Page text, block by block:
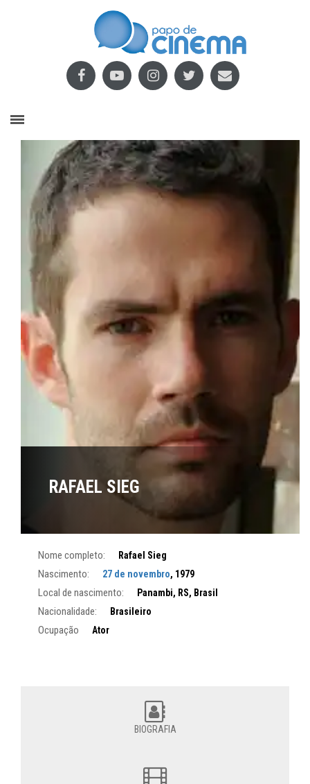
RAFAEL SIEG
Nome completo: Rafael Sieg
Nascimento: 27 de novembro, 1979
Local de nascimento: Panambi, RS, Brasil
Nacionalidade: Brasileiro
Ocupação Ator
BIOGRAFIA